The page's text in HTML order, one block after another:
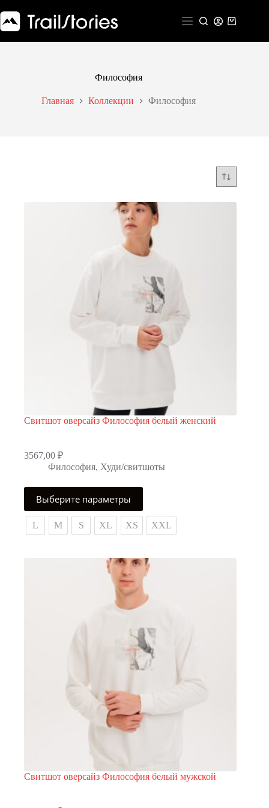
к
сути
Корзина
Философия
Главная Коллекции Философия
Свитшот оверсайз Философия белый женский
3567,00 ₽
Философия, Худи/свитшоты
Выберите параметры
Этот
товар
имеет
несколько
вариаций.
L M S XL XS XXL
Свитшот оверсайз Философия белый мужской